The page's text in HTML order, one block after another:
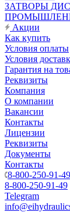
ЗАТВОРЫ
Акции
Как купить
Условия оплаты
Условия
Гарантия на
Реквизиты
Компания
О компании
Вакансии
Контакты
Лицензии
Реквизиты
Документы
Контакты
8-800-250-91-49
8-800-250-91-49
Telegram